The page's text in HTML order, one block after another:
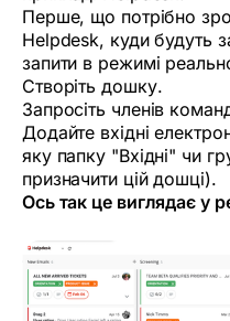
Перше, що потрібно
Helpdesk, куди будуть
запити в режимі
Створіть дошку.
Запросіть членів
Додайте вхідні
яку папку "Вхідні" чи
призначити цій дошці).
Ось так це виглядає у